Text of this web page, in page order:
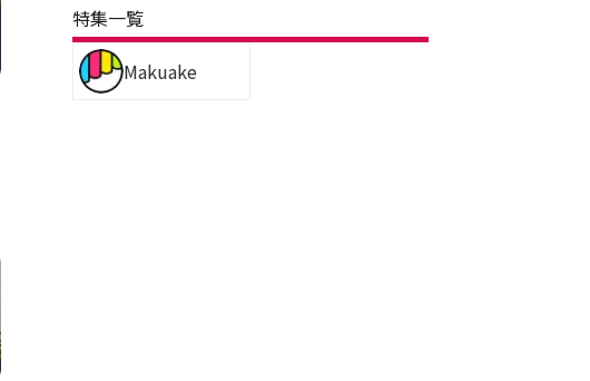
特集一覧
Makuake